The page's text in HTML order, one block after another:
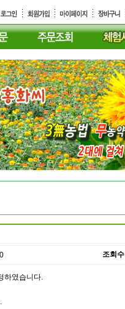
조회수
하였습니다.